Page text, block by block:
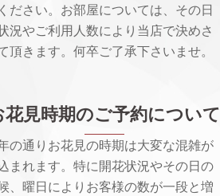
ださい。お部屋については、その日
況やご利用人数により当店で決めさ
頂きます。何卒ご了承下さいませ。
花見時期のご予約について
の通りお花見の時期は大変な混雑が
まれます。特に開花状況やその日の
、曜日によりお客様の数が一段と増